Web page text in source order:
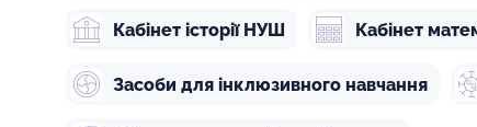
Кабінет історії НУШ Кабінет
Засоби для інклюзивного навчання